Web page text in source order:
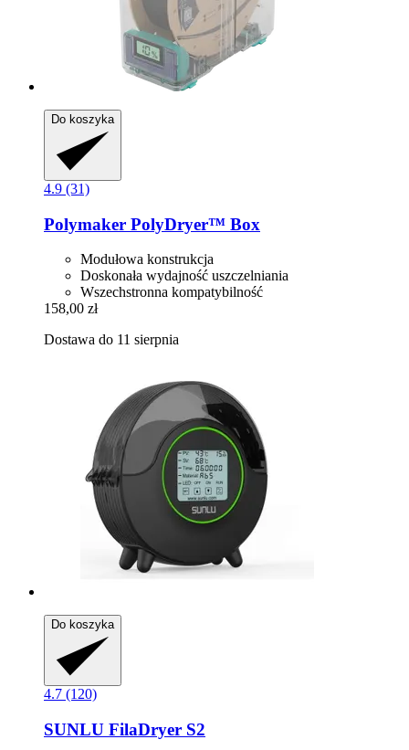
Do koszyka
4.9 (31)
Polymaker PolyDryer™ Box
Modułowa konstrukcja
Doskonała wydajność uszczelniania
Wszechstronna kompatybilność
158,00 zł
Dostawa do 11 sierpnia
Do koszyka
4.7 (120)
SUNLU FilaDryer S2